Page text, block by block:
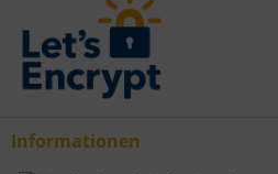
Informationen